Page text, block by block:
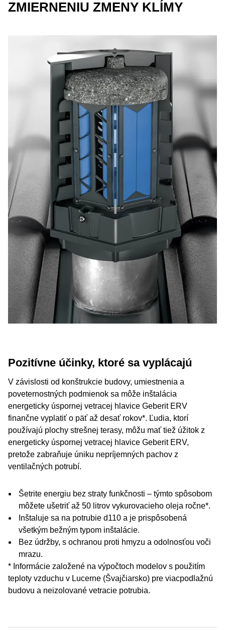
ZMIERNENIU ZMENY KLÍMY
Pozitívne účinky, ktoré sa vyplácajú
V závislosti od konštrukcie budovy, umiestnenia a
poveternostných podmienok sa môže inštalácia
energeticky úspornej vetracej hlavice Geberit ERV
finančne vyplatiť o päť až desať rokov*. Ľudia, ktorí
používajú plochy strešnej terasy, môžu mať tiež úžitok z
energeticky úspornej vetracej hlavice Geberit ERV,
pretože zabraňuje úniku nepríjemných pachov z
ventilačných potrubí.
Šetrite energiu bez straty funkčnosti – týmto spôsobom
môžete ušetriť až 50 litrov vykurovacieho oleja ročne*.
Inštaluje sa na potrubie d110 a je prispôsobená
všetkým bežným typom inštalácie.
Bez údržby, s ochranou proti hmyzu a odolnosťou voči
mrazu.
* Informácie založené na výpočtoch modelov s použitím
teploty vzduchu v Lucerne (Švajčiarsko) pre viacpodlažnú
budovu a neizolované vetracie potrubia.